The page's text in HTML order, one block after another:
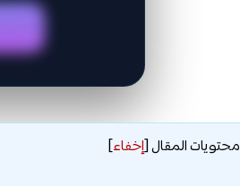
محتويات المقال[إخفاء]